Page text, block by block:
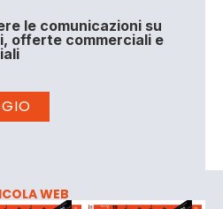
le comunicazioni su
offerte commerciali e
WEB